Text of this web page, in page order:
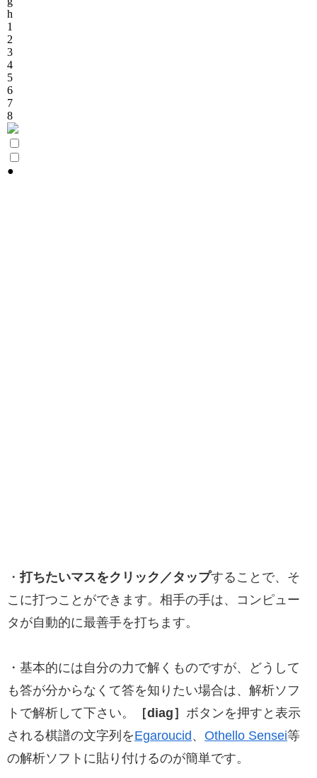
・打ちたいマスをクリック／タップすることで、そ
こに打つことができます。相手の手は、コンピュー
タが自動的に最善手を打ちます。
・基本的には自分の力で解くものですが、どうして
も答が分からなくて答を知りたい場合は、解析ソフ
トで解析して下さい。
［diag］ ボタンを押すと表示
される棋譜の文字列をEgaroucid、 Othello Sensei等
の解析ソフトに貼り付けるのが簡単です。